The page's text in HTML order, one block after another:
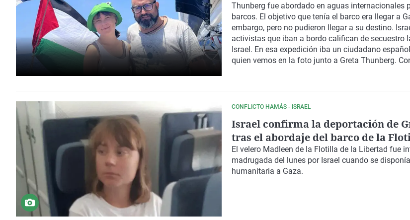
Thunberg fue abordado en aguas internacionales
barcos. El objetivo que tenía el barco era llegar a
embargo, pero no pudieron llegar a su destino.
activistas que iban a bordo califican de secuestro
Israel. En esa expedición iba un ciudadano
quien vemos en la foto junto a Greta Thunberg.
CONFLICTO HAMÁS - ISRAEL
Israel confirma la deportación de
tras el abordaje del barco de la
El velero Madleen de la Flotilla de la Libertad fue
madrugada del lunes por Israel cuando se
humanitaria a Gaza.